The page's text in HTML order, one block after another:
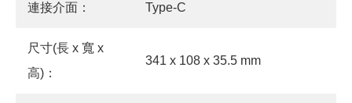
連接介面： Type-C
尺寸(長 x 寬 x
高)：
341 x 108 x 35.5 mm